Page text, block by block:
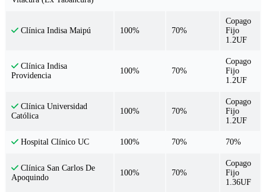
Clínica Indisa Maipú 100% 70%
Copago
Fijo
1.2UF
Clínica Indisa
Providencia
100% 70%
Copago
Fijo
1.2UF
Clínica Universidad
Católica
100% 70%
Copago
Fijo
1.2UF
Hospital Clínico UC 100% 70% 70%
Clínica San Carlos De
Apoquindo
100% 70%
Copago
Fijo
1.36UF